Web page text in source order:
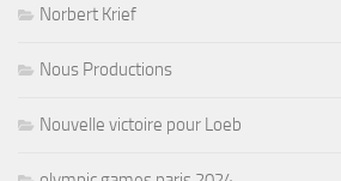
Norbert Krief
Nous Productions
Nouvelle victoire pour Loeb